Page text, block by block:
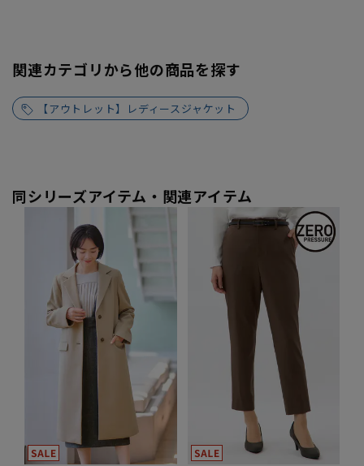
関連カテゴリから他の商品を探す
【アウトレット】レディースジャケット
同シリーズアイテム・関連アイテム